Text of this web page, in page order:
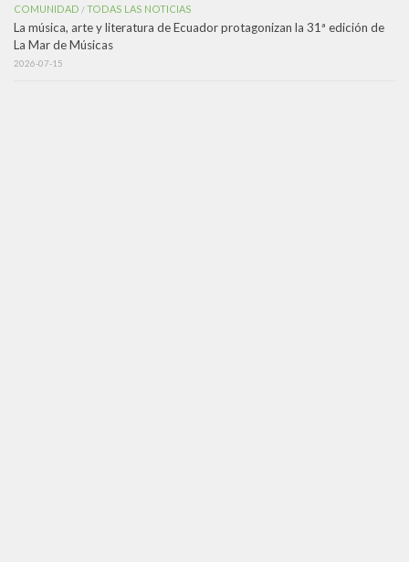
COMUNIDAD /TODAS LAS NOTICIAS
La música, arte y literatura de Ecuador protagonizan la 31ª edición de
La Mar de Músicas
2026-07-15